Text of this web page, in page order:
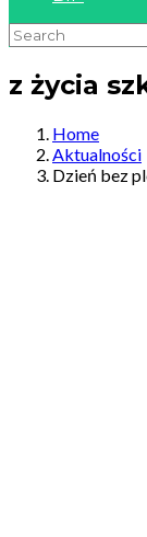
z życia
Home
Aktualności
Dzień bez